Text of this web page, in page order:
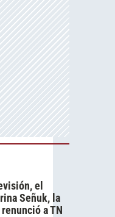
el
Señuk, la
a TN